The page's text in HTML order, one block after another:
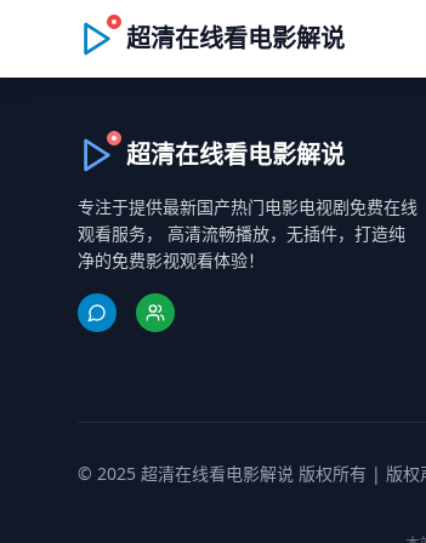
超清在线看电影解说
超清在线看电影解说
专注于提供最新国产热门电影电视剧免费在线
观看服务， 高清流畅播放，无插件，打造纯
净的免费影视观看体验！
© 2025 超清在线看电影解说 版权所有 | 版权